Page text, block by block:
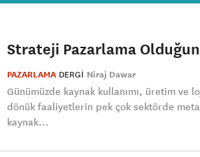
Strateji Pazarlama
PAZARLAMA DERGI Niraj Dawar
Günümüzde kaynak kullanımı, üretim ve
dönük faaliyetlerin pek çok sektörde
kaynak...